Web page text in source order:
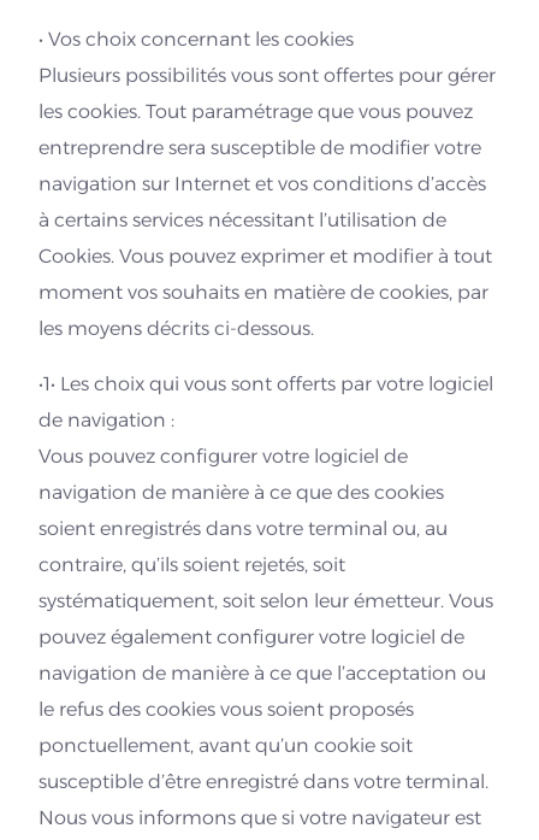
• Vos choix concernant les cookies
Plusieurs possibilités vous sont offertes pour gérer
les cookies. Tout paramétrage que vous pouvez
entreprendre sera susceptible de modifier votre
navigation sur Internet et vos conditions d’accès
à certains services nécessitant l’utilisation de
Cookies. Vous pouvez exprimer et modifier à tout
moment vos souhaits en matière de cookies, par
les moyens décrits ci-dessous.
•1• Les choix qui vous sont offerts par votre logiciel
de navigation :
Vous pouvez configurer votre logiciel de
navigation de manière à ce que des cookies
soient enregistrés dans votre terminal ou, au
contraire, qu’ils soient rejetés, soit
systématiquement, soit selon leur émetteur. Vous
pouvez également configurer votre logiciel de
navigation de manière à ce que l’acceptation ou
le refus des cookies vous soient proposés
ponctuellement, avant qu’un cookie soit
susceptible d’être enregistré dans votre terminal.
Nous vous informons que si votre navigateur est